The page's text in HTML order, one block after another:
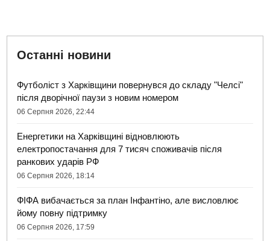
Останні новини
Футболіст з Харківщини повернувся до складу "Челсі"
після дворічної паузи з новим номером
06 Серпня 2026, 22:44
Енергетики на Харківщині відновлюють
електропостачання для 7 тисяч споживачів після
ранкових ударів РФ
06 Серпня 2026, 18:14
ФІФА вибачається за план Інфантіно, але висловлює
йому повну підтримку
06 Серпня 2026, 17:59